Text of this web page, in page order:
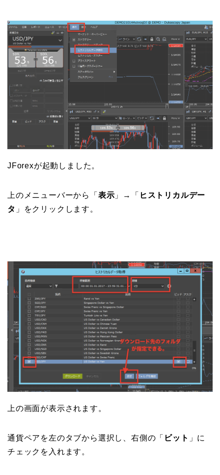
JForexが起動しました。
上のメニューバーから「 表示 」→「 ヒストリカルデー
タ 」をクリックします。
上の画面が表示されます。
通貨ペアを左のタブから選択し、右側の「 ビット 」に
チェックを入れます。